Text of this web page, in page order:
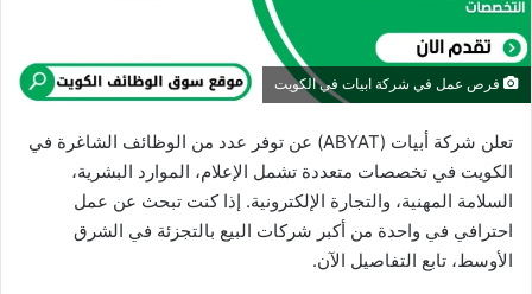
ل
ك
ت
و
ن
ي
ا
فرص عمل في شركة ابيات في الكويت
تعلن شركة أبيات (ABYAT) عن توفر عدد من الوظائف الشاغرة في
الكويت في تخصصات متعددة تشمل الإعلام، الموارد البشرية،
السلامة المهنية، والتجارة الإلكترونية. إذا كنت تبحث عن عمل
احترافي في واحدة من أكبر شركات البيع بالتجزئة في الشرق
الأوسط، تابع التفاصيل الآن.